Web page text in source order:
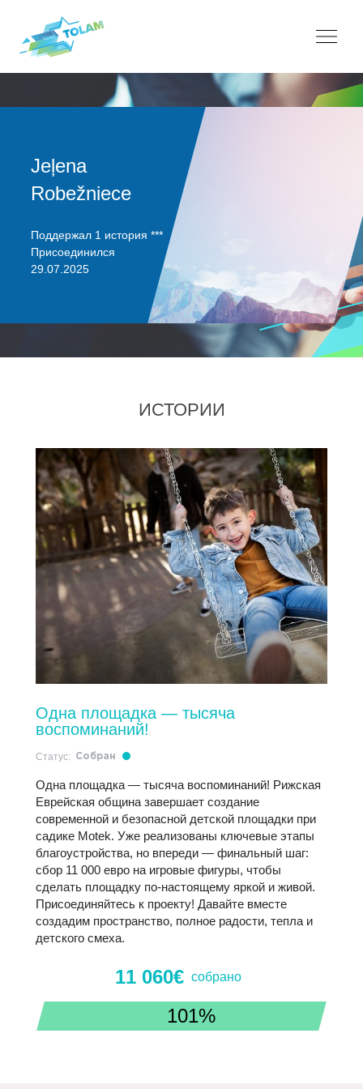
Jeļena
Robežniece
Поддержал 1 история ***
Присоединился
29.07.2025
ИСТОРИИ
Одна площадка — тысяча
воспоминаний!
Статус: Собран
Одна площадка — тысяча воспоминаний! Рижская
Еврейская община завершает создание
современной и безопасной детской площадки при
садике Motek. Уже реализованы ключевые этапы
благоустройства, но впереди — финальный шаг:
сбор 11 000 евро на игровые фигуры, чтобы
сделать площадку по-настоящему яркой и живой.
Присоединяйтесь к проекту! Давайте вместе
создадим пространство, полное радости, тепла и
детского смеха.
11 060€ cобрано
101%